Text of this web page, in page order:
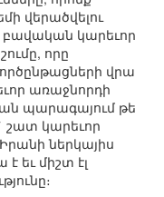
վերածվելու
բավական կարեւոր
որը
վրա
առաջնորդի
պարագայում թե
կարեւոր
ներկայիս
եւ միշտ էլ